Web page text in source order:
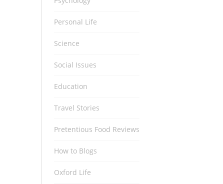
Personal Life
Science
Social Issues
Education
Travel Stories
Pretentious Food Reviews
How to Blogs
Oxford Life